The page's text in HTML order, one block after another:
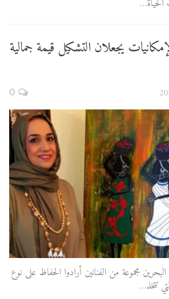
يجعلان التشكيل قيمة جمالية
مجموعة من الفنانين أرادوا الحفاظ على نوع
تتخذ…